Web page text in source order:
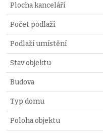
Plocha kanceláří
Počet podlaží
Podlaží umístění
Stav objektu
Budova
Typ domu
Poloha objektu